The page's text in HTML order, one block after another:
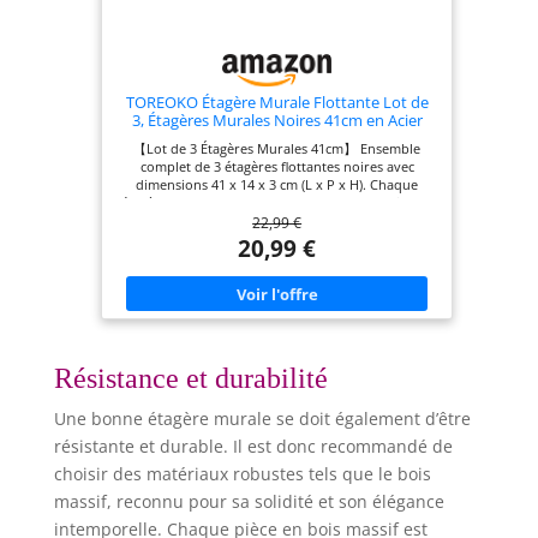
TOREOKO Étagère Murale Flottante Lot de
3, Étagères Murales Noires 41cm en Acier
Inoxydable, Tablette Murale Design Invisible
pour Cuisine Salon Chambre Salle de Bain,
Charge 15kg par Étagère
【Lot de 3 Étagères Murales 41cm】 Ensemble
complet de 3 étagères flottantes noires avec
dimensions 41 x 14 x 3 cm (L x P x H). Chaque
étagère offre une surface de rangement suffisante
pour exposer vos objets décoratifs, livres, plantes
et photos. Livré avec 3 supports muraux en acier
inoxydable, 30 vis (4cm) et 30 chevilles (3,7cm)
pour une installation complète. 【Design Épaissi
3cm - Capacité 15kg】 Épaisseur de 3cm (contre
1,5cm chez les concurrents) pour une robustesse
accrue. Chaque tablette murale supporte jusqu'à
inoxydable renforcé. Dimensions des supports: 25
x 10cm avec double tige de fixation pour une
Visibles】 Système de fixation dissimulé qui cache
entièrement les supports une fois l'étagère
installée. Résultat: un design épuré et moderne
sans vis ni trous apparents sur la face avant. Les
étagères semblent flotter sur le mur pour un
rendu esthétique et élégant. 【Installation Facile
en 5 Étapes】 Montage simple avec les outils
22,99 €
20,99 €
Résistance et durabilité
Une bonne étagère murale se doit également d’être
résistante et durable. Il est donc recommandé de
choisir des matériaux robustes tels que le bois
massif, reconnu pour sa solidité et son élégance
intemporelle. Chaque pièce en bois massif est